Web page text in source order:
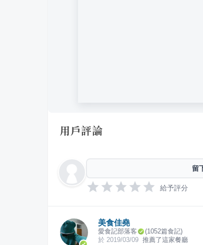
用戶評論
留
給予評分
美食佳堯
愛食記部落客 (1052篇食記)
於 2019/03/09 推薦了這家餐廳